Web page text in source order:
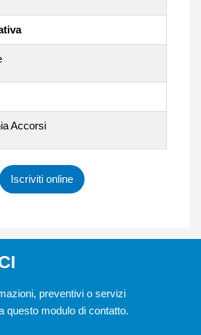
Accorsi
Iscriviti online
preventivi o servizi
questo modulo di contatto.